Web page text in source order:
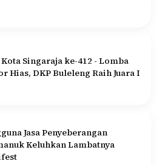
Singaraja ke-412 - Lomba
Hias, DKP Buleleng Raih Juara I
Jasa Penyeberangan
Keluhkan Lambatnya